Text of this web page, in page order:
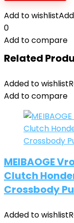
Add to wishlist
0
Add to compare
Related
Added to wishlist
Add to compare
MEIBAOGE
Clutch
Crossbody
Added to wishlist